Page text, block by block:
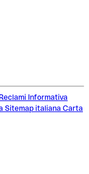
Reclami Informativa
Sitemap italiana Carta